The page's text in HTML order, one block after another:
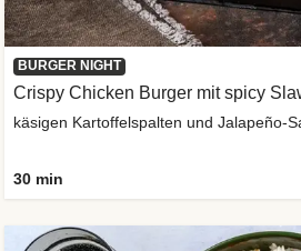
BURGER NIGHT
Crispy Chicken Burger mit spicy
käsigen Kartoffelspalten und Jalapeño-
30 min